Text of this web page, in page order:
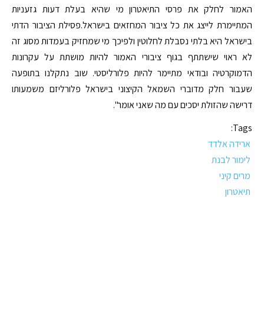
האמור לחלק את פרסי התיאטרון מי שהיא בעלת דעות גזעניות
המתיימרת לייצג את כל ציבור המחזאים בישראל.פסילת הציבור הדתי
בישראל היא בלתי נסבלת לחלוטין ולפיכך מי שמחזיק בעמדות מסוג זה
לא ראוי שישתתף בגוף ציבורי האמור להיות מושתת על עקרונות
הדמוקרטיה ובודאי מתיימר להיות פלורליסטי. שוב נתקלנו בתופעה
שעבור חלק מדוברי השמאל הקיצוני בישראל פלורליזם משמעותו
דרישה שהזולת יסכים עם מה שאני אומר".
Tags:
ארידה אלדד
לימור לבנת
מרים קיני
תיאטרון